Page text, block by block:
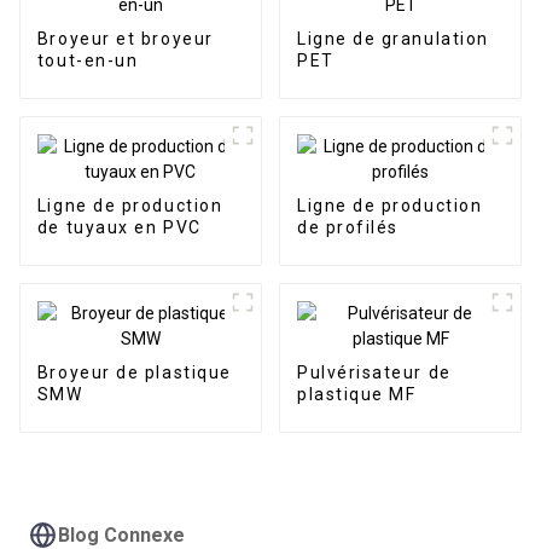
Broyeur et broyeur
tout-en-un
Ligne de granulation
PET
Ligne de production
de tuyaux en PVC
Ligne de production
de profilés
Broyeur de plastique
SMW
Pulvérisateur de
plastique MF
Blog Connexe